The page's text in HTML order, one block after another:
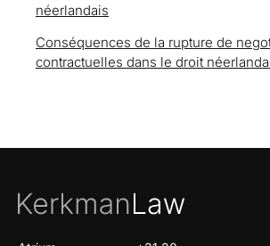
néerlandais
Conséquences de la rupture de
contractuelles dans le droit